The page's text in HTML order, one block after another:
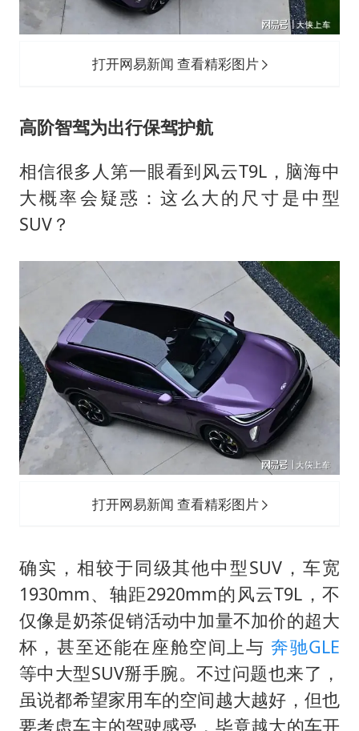
打开网易新闻 查看精彩图片
高阶智驾为出行保驾护航
相信很多人第一眼看到风云T9L，脑海中
大概率会疑惑：这么大的尺寸是中型
SUV？
打开网易新闻 查看精彩图片
确实，相较于同级其他中型SUV，车宽
1930mm、轴距2920mm的风云T9L，不
仅像是奶茶促销活动中加量不加价的超大
杯，甚至还能在座舱空间上与 奔驰GLE
等中大型SUV掰手腕。不过问题也来了，
虽说都希望家用车的空间越大越好，但也
要考虑车主的驾驶感受，毕竟越大的车开